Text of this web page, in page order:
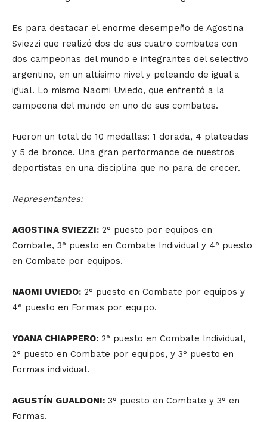
Es para destacar el enorme desempeño de Agostina
Sviezzi que realizó dos de sus cuatro combates con
dos campeonas del mundo e integrantes del selectivo
argentino, en un altísimo nivel y peleando de igual a
igual. Lo mismo Naomi Uviedo, que enfrentó a la
campeona del mundo en uno de sus combates.
Fueron un total de 10 medallas: 1 dorada, 4 plateadas
y 5 de bronce. Una gran performance de nuestros
deportistas en una disciplina que no para de crecer.
Representantes:
AGOSTINA SVIEZZI: 2° puesto por equipos en
Combate, 3° puesto en Combate Individual y 4° puesto
en Combate por equipos.
NAOMI UVIEDO: 2° puesto en Combate por equipos y
4° puesto en Formas por equipo.
YOANA CHIAPPERO: 2° puesto en Combate Individual,
2° puesto en Combate por equipos, y 3° puesto en
Formas individual.
AGUSTÍN GUALDONI: 3° puesto en Combate y 3° en
Formas.